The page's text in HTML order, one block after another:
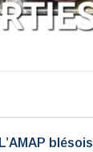
L’AMAP